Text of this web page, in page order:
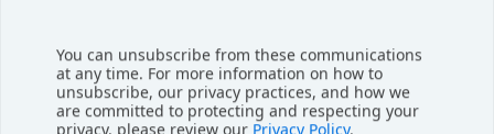
스를 구축함으로써 제품 및 사업의 급속한 확장을 주도하며 장기적
인 발전을 뒷받침하고 있습니다.
You can unsubscribe from these communications
at any time. For more information on how to
unsubscribe, our privacy practices, and how we
are committed to protecting and respecting your
privacy, please review our Privacy Policy.